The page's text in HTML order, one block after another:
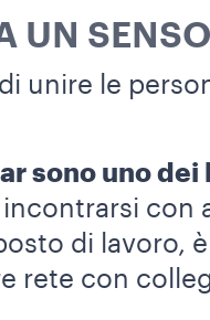
UN
unire le
sono uno
con
di lavoro,
rete con